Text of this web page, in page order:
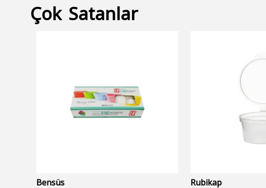
Çok Satanlar
Bensüs Rubikap